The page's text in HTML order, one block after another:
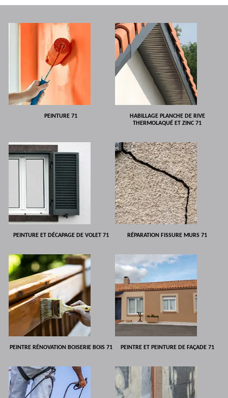
PEINTURE 71
HABILLAGE PLANCHE DE RIVE
THERMOLAQUÉ ET ZINC 71
PEINTURE ET DÉCAPAGE DE VOLET 71 RÉPARATION FISSURE MURS 71
PEINTRE RÉNOVATION BOISERIE BOIS 71 PEINTRE ET PEINTURE DE FAÇADE 71